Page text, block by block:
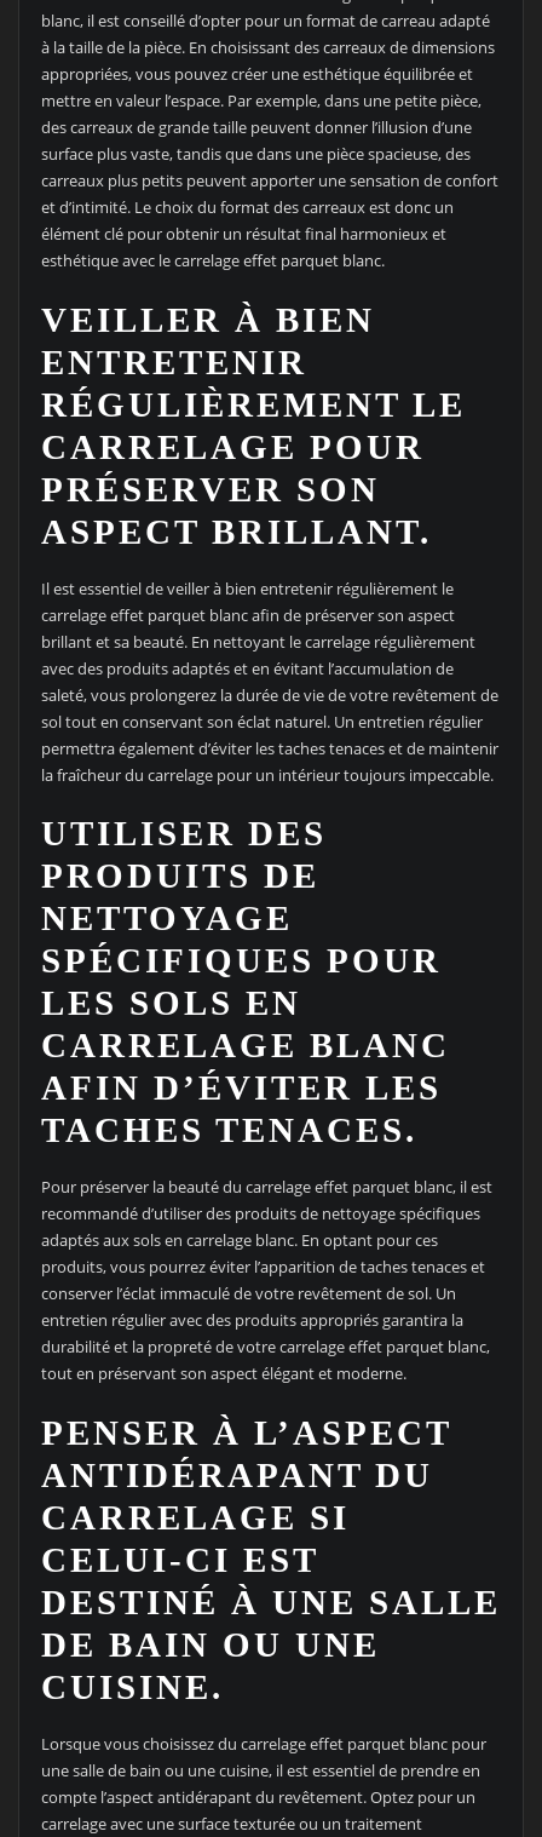
blanc, il est conseillé d’opter pour un format de carreau adapté
à la taille de la pièce. En choisissant des carreaux de dimensions
appropriées, vous pouvez créer une esthétique équilibrée et
mettre en valeur l’espace. Par exemple, dans une petite pièce,
des carreaux de grande taille peuvent donner l’illusion d’une
surface plus vaste, tandis que dans une pièce spacieuse, des
carreaux plus petits peuvent apporter une sensation de confort
et d’intimité. Le choix du format des carreaux est donc un
élément clé pour obtenir un résultat final harmonieux et
esthétique avec le carrelage effet parquet blanc.
VEILLER À BIEN
ENTRETENIR
RÉGULIÈREMENT LE
CARRELAGE POUR
PRÉSERVER SON
ASPECT BRILLANT.
Il est essentiel de veiller à bien entretenir régulièrement le
carrelage effet parquet blanc afin de préserver son aspect
brillant et sa beauté. En nettoyant le carrelage régulièrement
avec des produits adaptés et en évitant l’accumulation de
saleté, vous prolongerez la durée de vie de votre revêtement de
sol tout en conservant son éclat naturel. Un entretien régulier
permettra également d’éviter les taches tenaces et de maintenir
la fraîcheur du carrelage pour un intérieur toujours impeccable.
UTILISER DES
PRODUITS DE
NETTOYAGE
SPÉCIFIQUES POUR
LES SOLS EN
CARRELAGE BLANC
AFIN D’ÉVITER LES
TACHES TENACES.
Pour préserver la beauté du carrelage effet parquet blanc, il est
recommandé d’utiliser des produits de nettoyage spécifiques
adaptés aux sols en carrelage blanc. En optant pour ces
produits, vous pourrez éviter l’apparition de taches tenaces et
conserver l’éclat immaculé de votre revêtement de sol. Un
entretien régulier avec des produits appropriés garantira la
durabilité et la propreté de votre carrelage effet parquet blanc,
tout en préservant son aspect élégant et moderne.
PENSER À L’ASPECT
ANTIDÉRAPANT DU
CARRELAGE SI
CELUI-CI EST
DESTINÉ À UNE SALLE
DE BAIN OU UNE
CUISINE.
Lorsque vous choisissez du carrelage effet parquet blanc pour
une salle de bain ou une cuisine, il est essentiel de prendre en
compte l’aspect antidérapant du revêtement. Optez pour un
carrelage avec une surface texturée ou un traitement